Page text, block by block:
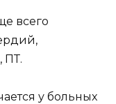
всего
ПТ.
у больных